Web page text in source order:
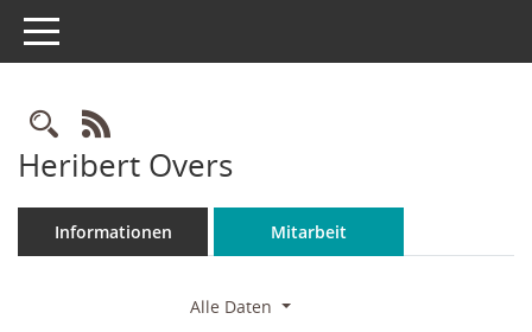
Toggle navigation
Rechercheauswahl
RSS-Feed
Heribert Overs
Informationen Mitarbeit
Alle Daten